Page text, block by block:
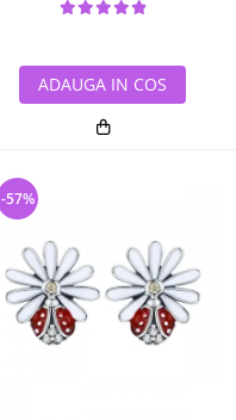
ADAUGA IN COS
-57%